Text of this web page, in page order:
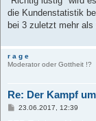
die Kundenstatistik
bei 3 zuletzt mehr
r a g e
Moderator oder Gottheit !?
Re: Der Kampf
B23.06.2017, 12:39